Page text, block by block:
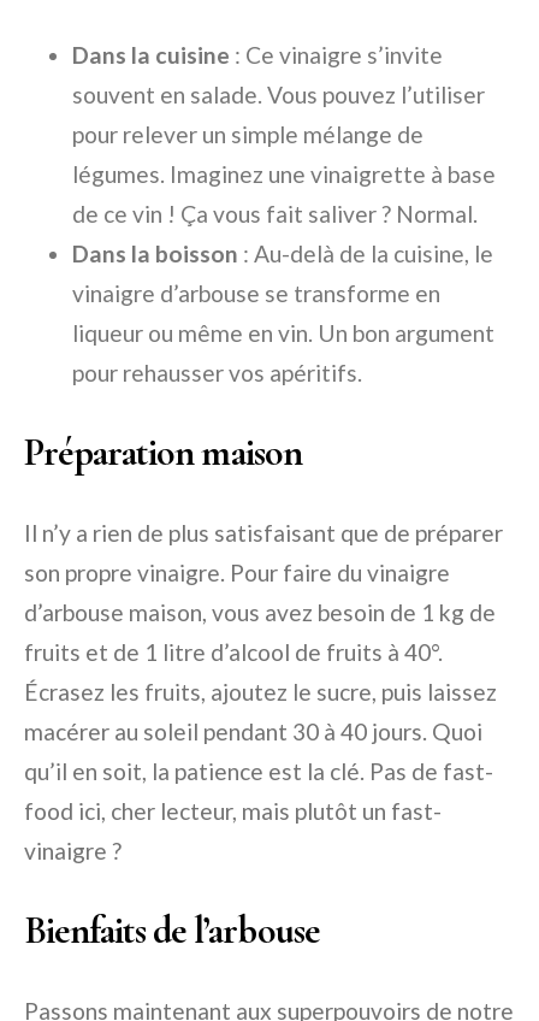
Dans la cuisine : Ce vinaigre s’invite
souvent en salade. Vous pouvez l’utiliser
pour relever un simple mélange de
légumes. Imaginez une vinaigrette à base
de ce vin ! Ça vous fait saliver ? Normal.
Dans la boisson : Au-delà de la cuisine, le
vinaigre d’arbouse se transforme en
liqueur ou même en vin. Un bon argument
pour rehausser vos apéritifs.
Préparation maison
Il n’y a rien de plus satisfaisant que de préparer
son propre vinaigre. Pour faire du vinaigre
d’arbouse maison, vous avez besoin de 1 kg de
fruits et de 1 litre d’alcool de fruits à 40°.
Écrasez les fruits, ajoutez le sucre, puis laissez
macérer au soleil pendant 30 à 40 jours. Quoi
qu’il en soit, la patience est la clé. Pas de fast-
food ici, cher lecteur, mais plutôt un fast-
vinaigre ?
Bienfaits de l’arbouse
Passons maintenant aux superpouvoirs de notre